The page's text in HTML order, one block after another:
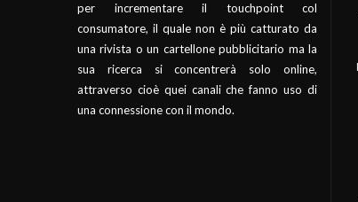
per incrementare il touchpoint col
consumatore, il quale non è più catturato da
una rivista o un cartellone pubblicitario ma la
sua ricerca si concentrerà solo online,
attraverso cioè quei canali che fanno uso di
una connessione con il mondo.